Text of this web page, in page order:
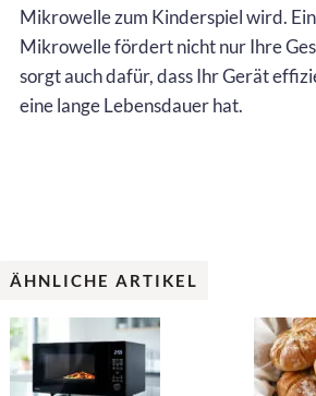
Mikrowelle zum Kinderspiel wird.
Mikrowelle fördert nicht nur Ihre
sorgt auch dafür, dass Ihr Gerät
eine lange Lebensdauer hat.
ÄHNLICHE ARTIKEL